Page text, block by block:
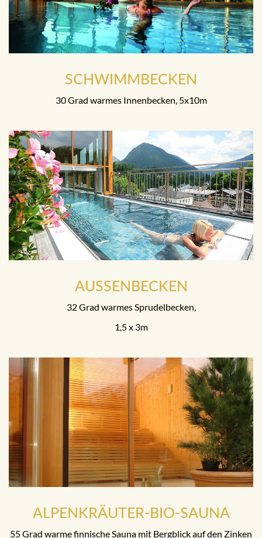
SCHWIMMBECKEN
30 Grad warmes Innenbecken, 5x10m
AUSSENBECKEN
32 Grad warmes Sprudelbecken,
1,5 x 3m
ALPENKRÄUTER-BIO-SAUNA
55 Grad warme finnische Sauna mit Bergblick auf den Zinken